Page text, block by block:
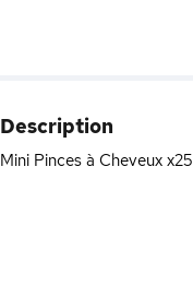
Description
Mini Pinces à Cheveux x25